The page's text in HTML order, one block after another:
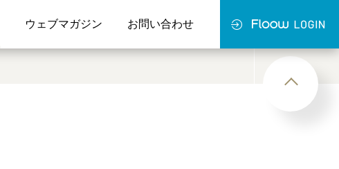
ウェブマガジン お問い合わせ